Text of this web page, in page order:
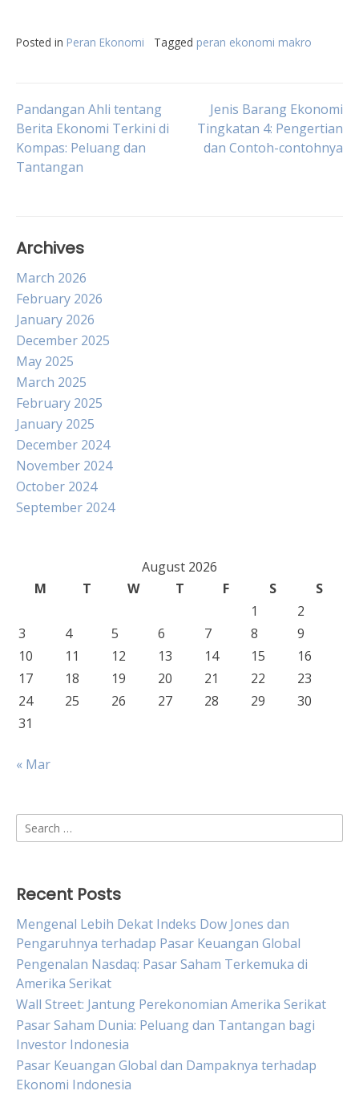
Posted in Peran Ekonomi Tagged peran ekonomi makro
Post
navigation
Pandangan Ahli tentang
Berita Ekonomi Terkini di
Kompas: Peluang dan
Tantangan
Jenis Barang Ekonomi
Tingkatan 4: Pengertian
dan Contoh-contohnya
Archives
March 2026
February 2026
January 2026
December 2025
May 2025
March 2025
February 2025
January 2025
December 2024
November 2024
October 2024
September 2024
August 2026
M
T W T F S
S
1
2
3
4 5 6 7 8
9
10
11 12 13 14 15
16
17
18 19 20 21 22
23
24
25 26 27 28 29
30
31
« Mar
Search
for:
Recent Posts
Mengenal Lebih Dekat Indeks Dow Jones dan
Pengaruhnya terhadap Pasar Keuangan Global
Pengenalan Nasdaq: Pasar Saham Terkemuka di
Amerika Serikat
Wall Street: Jantung Perekonomian Amerika Serikat
Pasar Saham Dunia: Peluang dan Tantangan bagi
Investor Indonesia
Pasar Keuangan Global dan Dampaknya terhadap
Ekonomi Indonesia